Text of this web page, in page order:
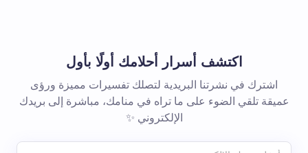
اكتشف أسرار أحلامك أولًا بأول
اشترك في نشرتنا البريدية لتصلك تفسيرات مميزة ورؤى
عميقة تلقي الضوء على ما تراه في منامك، مباشرة إلى بريدك
الإلكتروني ✨